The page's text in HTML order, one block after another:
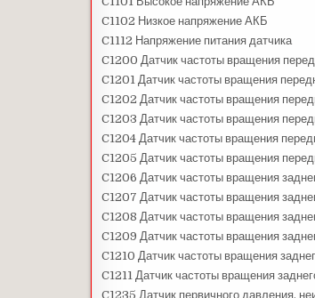
C1102 Низкое напряжение АКБ
C1112 Напряжение питания датчика
C1200 Датчик частоты вращения
C1201 Датчик частоты вращения
C1202 Датчик частоты вращения
C1203 Датчик частоты вращения
C1204 Датчик частоты вращения
C1205 Датчик частоты вращения
C1206 Датчик частоты вращения
C1207 Датчик частоты вращения
C1208 Датчик частоты вращения
C1209 Датчик частоты вращения
C1210 Датчик частоты вращения
C1211 Датчик частоты вращения
C1235 Датчик первичного давления,